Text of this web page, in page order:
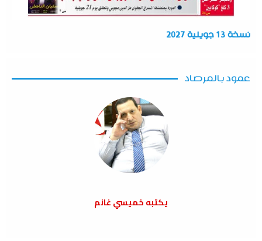
نسخة 13 جويلية 2027
عمود بالمرصاد
يكتبه خميسي غانم